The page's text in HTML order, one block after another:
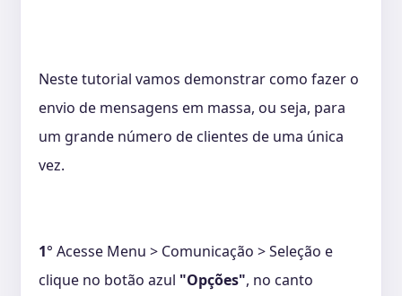
Neste tutorial vamos demonstrar como fazer o
envio de mensagens em massa, ou seja, para
um grande número de clientes de uma única
vez.
1° Acesse Menu > Comunicação > Seleção e
clique no botão azul "Opções", no canto